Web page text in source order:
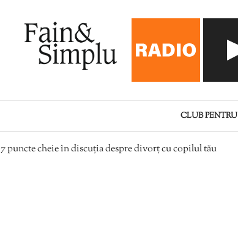
CLUB PENTRU
7 puncte cheie în discuția despre divorț cu copilul tău